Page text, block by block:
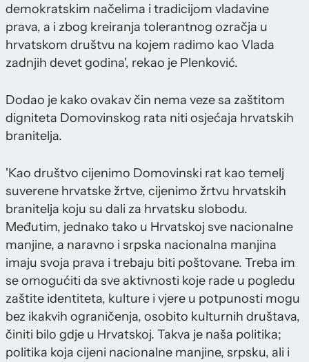
demokratskim načelima i tradicijom vladavine
prava, a i zbog kreiranja tolerantnog ozračja u
hrvatskom društvu na kojem radimo kao Vlada
zadnjih devet godina', rekao je Plenković.
Dodao je kako ovakav čin nema veze sa zaštitom
digniteta Domovinskog rata niti osjećaja hrvatskih
branitelja.
'Kao društvo cijenimo Domovinski rat kao temelj
suverene hrvatske žrtve, cijenimo žrtvu hrvatskih
branitelja koju su dali za hrvatsku slobodu.
Međutim, jednako tako u Hrvatskoj sve nacionalne
manjine, a naravno i srpska nacionalna manjina
imaju svoja prava i trebaju biti poštovane. Treba im
se omogućiti da sve aktivnosti koje rade u pogledu
zaštite identiteta, kulture i vjere u potpunosti mogu
bez ikakvih ograničenja, osobito kulturnih društava,
činiti bilo gdje u Hrvatskoj. Takva je naša politika;
politika koja cijeni nacionalne manjine, srpsku, ali i